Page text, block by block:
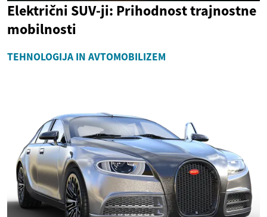
Električni SUV-ji: Prihodnost trajnostne
mobilnosti
TEHNOLOGIJA IN AVTOMOBILIZEM